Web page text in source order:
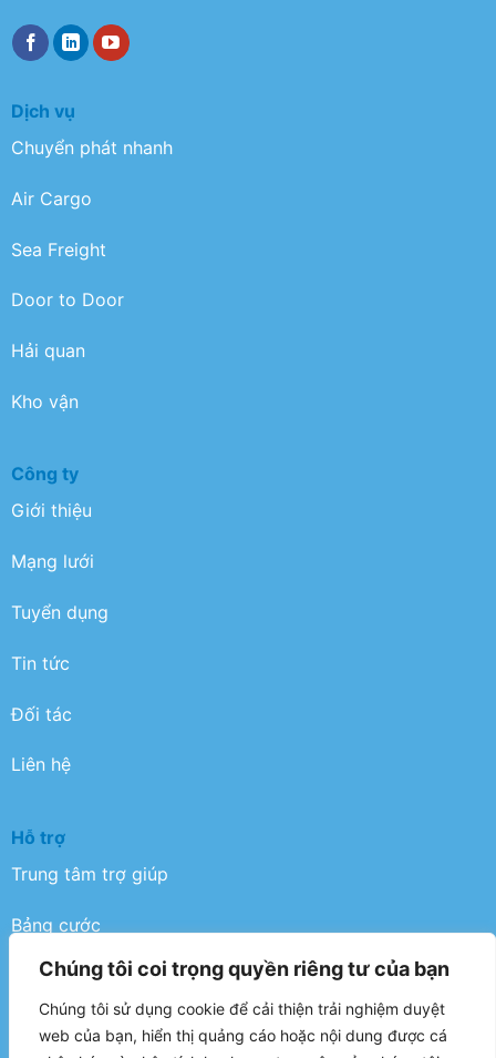
Chúng tôi coi trọng quyền riêng tư của bạn
Chúng tôi sử dụng cookie để cải thiện trải nghiệm duyệt
web của bạn, hiển thị quảng cáo hoặc nội dung được cá
Dịch vụ
Chuyển phát nhanh
Air Cargo
Sea Freight
Door to Door
Hải quan
Kho vận
Công ty
Giới thiệu
Mạng lưới
Tuyển dụng
Tin tức
Đối tác
Liên hệ
Hỗ trợ
Trung tâm trợ giúp
Bảng cước
Điều khoản
Chính sách bảo mật